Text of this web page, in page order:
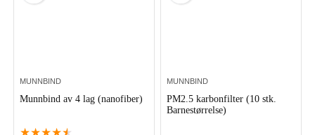
MUNNBIND
Munnbind av 4 lag (nanofiber)
MUNNBIND
PM2.5 karbonfilter (10 stk.
Barnestørrelse)